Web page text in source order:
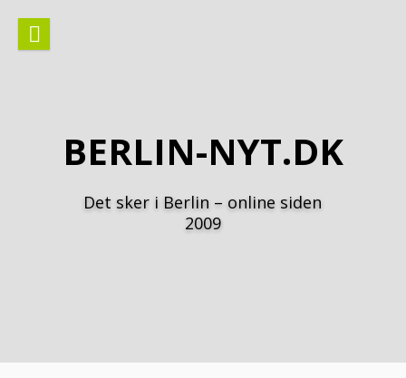
indhold
BERLIN-NYT.DK
Det sker i Berlin – online siden
2009